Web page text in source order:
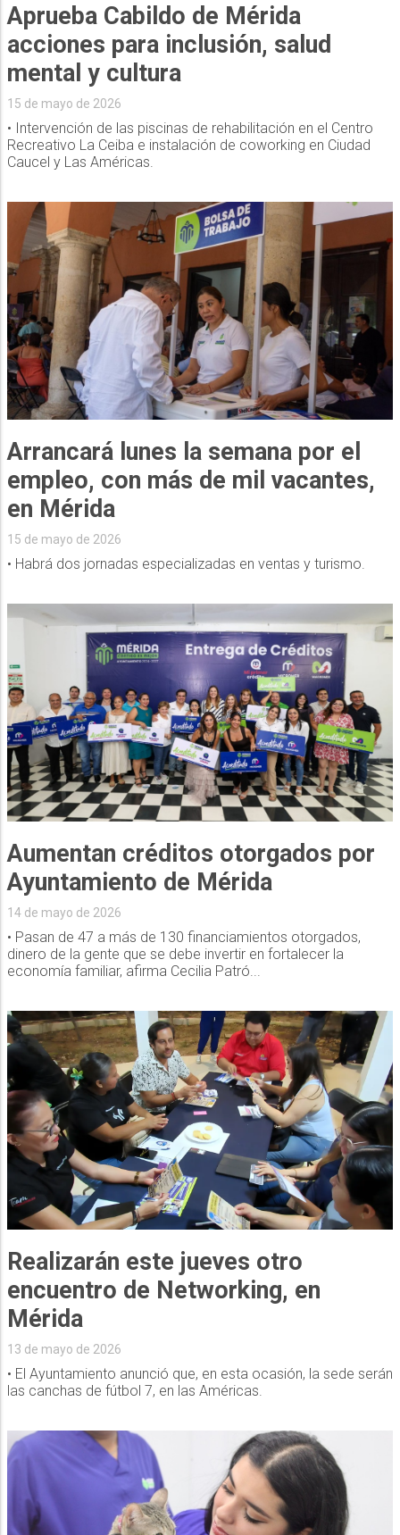
Aprueba Cabildo de Mérida
acciones para inclusión, salud
mental y cultura
15 de mayo de 2026
• Intervención de las piscinas de rehabilitación en el Centro
Recreativo La Ceiba e instalación de coworking en Ciudad
Caucel y Las Américas.
Arrancará lunes la semana por el
empleo, con más de mil vacantes,
en Mérida
15 de mayo de 2026
• Habrá dos jornadas especializadas en ventas y turismo.
Aumentan créditos otorgados por
Ayuntamiento de Mérida
14 de mayo de 2026
• Pasan de 47 a más de 130 financiamientos otorgados,
dinero de la gente que se debe invertir en fortalecer la
economía familiar, afirma Cecilia Patró...
Realizarán este jueves otro
encuentro de Networking, en
Mérida
13 de mayo de 2026
• El Ayuntamiento anunció que, en esta ocasión, la sede serán
las canchas de fútbol 7, en las Américas.